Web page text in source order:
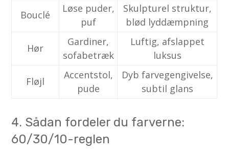
Bouclé
Løse puder,
puf
Skulpturel struktur,
blød lyddæmpning
Hør
Gardiner,
sofabetræk
Luftig, afslappet
luksus
Fløjl
Accentstol,
pude
Dyb farvegengivelse,
subtil glans
4. Sådan fordeler du farverne:
60/30/10-reglen